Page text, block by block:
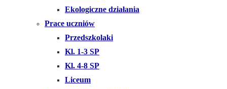
Ekologiczne działania
Prace uczniów
Przedszkolaki
Kl. 1-3 SP
Kl. 4-8 SP
Liceum